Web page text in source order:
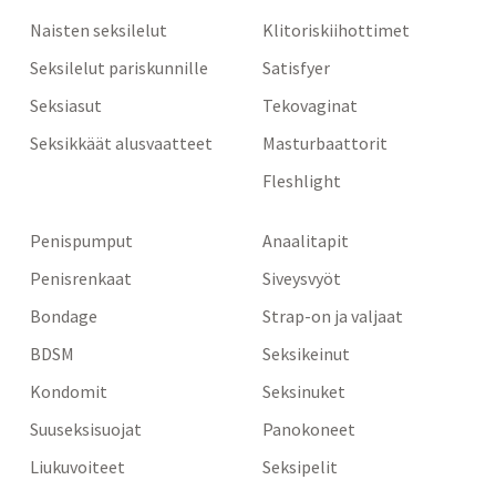
Naisten seksilelut
Seksilelut pariskunnille
Seksiasut
Seksikkäät alusvaatteet
Klitoriskiihottimet
Satisfyer
Tekovaginat
Masturbaattorit
Fleshlight
Penispumput
Penisrenkaat
Bondage
BDSM
Kondomit
Suuseksisuojat
Liukuvoiteet
Anaalitapit
Siveysvyöt
Strap-on ja valjaat
Seksikeinut
Seksinuket
Panokoneet
Seksipelit